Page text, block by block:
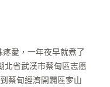
愛，一年夜早就煮了
北省武漢市蔡甸區志愿
蔡甸經濟開闢區奓山